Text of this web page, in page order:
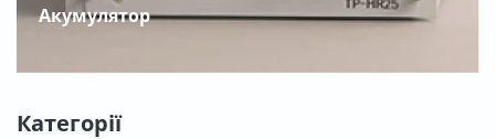
Акумулятор
Категорії